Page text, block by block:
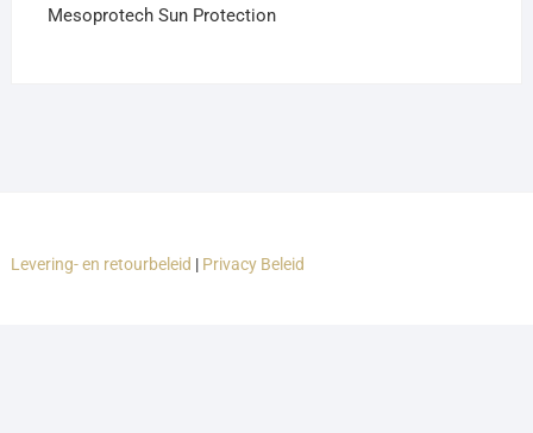
Mesoprotech Sun Protection
Levering- en retourbeleid | Privacy Beleid